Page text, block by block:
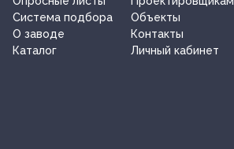
Система подбора
Объекты
О заводe
Контакты
Каталог
Личный кабинет